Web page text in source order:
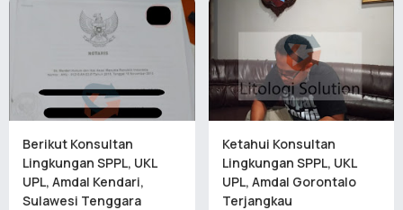
Berikut Konsultan
Lingkungan SPPL, UKL
UPL, Amdal Kendari,
Sulawesi Tenggara
Ketahui Konsultan
Lingkungan SPPL, UKL
UPL, Amdal Gorontalo
Terjangkau